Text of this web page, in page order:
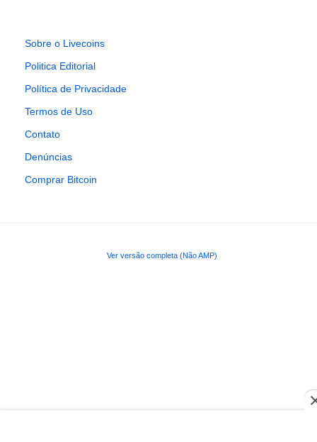
Sobre o Livecoins
Politica Editorial
Política de Privacidade
Termos de Uso
Contato
Denúncias
Comprar Bitcoin
Ver versão completa (Não AMP)